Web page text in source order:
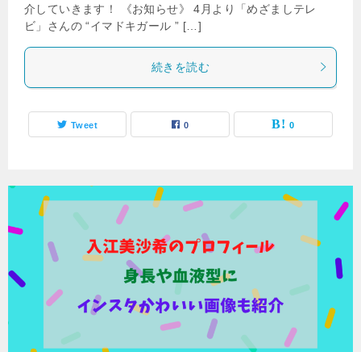
介していきます！ 《お知らせ》 4月より「めざましテレ
ビ」さんの “イマドキガール ” […]
続きを読む
Tweet 0 0